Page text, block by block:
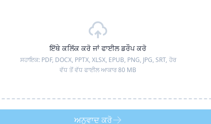
ਇੱਥੇ ਕਲਿੱਕ ਕਰੋ ਜਾਂ ਫਾਈਲ ਡਰੌਪ ਕਰੋ
ਸਹਾਇਕ: PDF, DOCX, PPTX, XLSX, EPUB, PNG, JPG, SRT, ਹੋਰ
ਵੱਧ ਤੋਂ ਵੱਧ ਫਾਈਲ ਆਕਾਰ 80 MB
ਅਨੁਵਾਦ ਕਰੋ